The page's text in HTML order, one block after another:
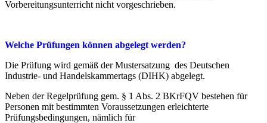
Vorbereitungsunterricht nicht vorgeschrieben.
Welche Prüfungen können abgelegt werden?
Die Prüfung wird gemäß der Mustersatzung des Deutschen
Industrie- und Handelskammertags (DIHK) abgelegt.
Neben der Regelprüfung gem. § 1 Abs. 2 BKrFQV bestehen für
Personen mit bestimmten Voraussetzungen erleichterte
Prüfungsbedingungen, nämlich für